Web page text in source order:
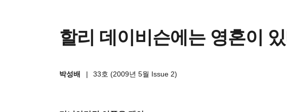
할리 데이비슨에는 영혼이
박성배 | 33호 (2009년 5월 Issue 2)